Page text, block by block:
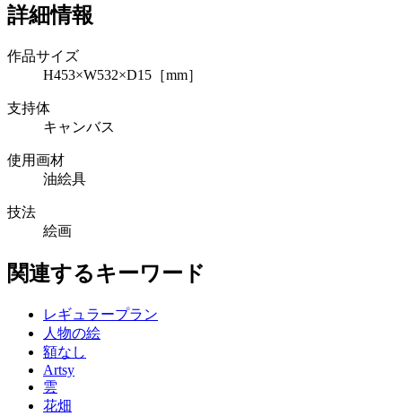
詳細情報
作品サイズ
H453×W532×D15［mm］
支持体
キャンバス
使用画材
油絵具
技法
絵画
関連するキーワード
レギュラープラン
人物の絵
額なし
Artsy
雲
花畑